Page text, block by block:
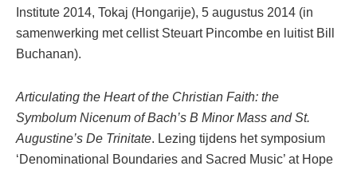
Institute 2014, Tokaj (Hongarije), 5 augustus 2014 (in
samenwerking met cellist Steuart Pincombe en luitist Bill
Buchanan).
Articulating the Heart of the Christian Faith: the
Symbolum Nicenum of Bach’s B Minor Mass and St.
Augustine’s De Trinitate. Lezing tijdens het symposium
‘Denominational Boundaries and Sacred Music’ at Hope